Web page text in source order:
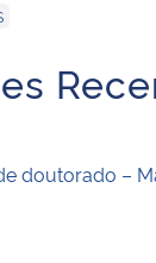
doutorado –